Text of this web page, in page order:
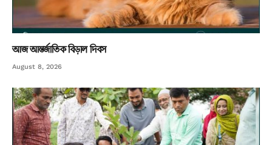
আজ আন্তর্জাতিক বিড়াল দিবস
August 8, 2026